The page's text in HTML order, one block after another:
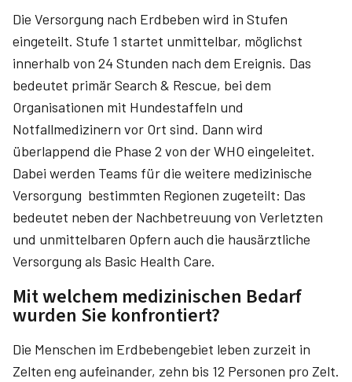
Die Versorgung nach Erdbeben wird in Stufen
eingeteilt. Stufe 1 startet unmittelbar, möglichst
innerhalb von 24 Stunden nach dem Ereignis. Das
bedeutet primär Search & Rescue, bei dem
Organisationen mit Hundestaffeln und
Notfallmedizinern vor Ort sind. Dann wird
überlappend die Phase 2 von der WHO eingeleitet.
Dabei werden Teams für die weitere medizinische
Versorgung bestimmten Regionen zugeteilt: Das
bedeutet neben der Nachbetreuung von Verletzten
und unmittelbaren Opfern auch die hausärztliche
Versorgung als Basic Health Care.
Mit welchem medizinischen Bedarf
wurden Sie konfrontiert?
Die Menschen im Erdbebengebiet leben zurzeit in
Zelten eng aufeinander, zehn bis 12 Personen pro Zelt.